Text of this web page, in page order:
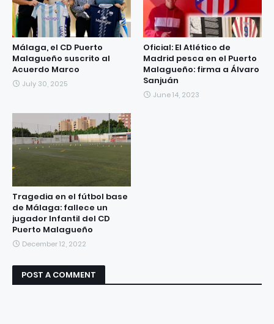
Málaga, el CD Puerto
Malagueño suscrito al
Acuerdo Marco
July 30, 2025
Oficial: El Atlético de
Madrid pesca en el Puerto
Malagueño: firma a Álvaro
Sanjuán
June 14, 2023
Tragedia en el fútbol base
de Málaga: fallece un
jugador Infantil del CD
Puerto Malagueño
December 12, 2022
POST A COMMENT